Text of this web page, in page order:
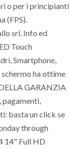
o per i principianti
(FPS).
srl. Info ed
Touch
Smartphone,
ha ottime
GARANZIA
basta un click se
through
14" Full HD